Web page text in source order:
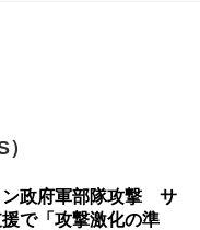
ン政府軍部隊攻撃 サ
で「攻撃激化の準